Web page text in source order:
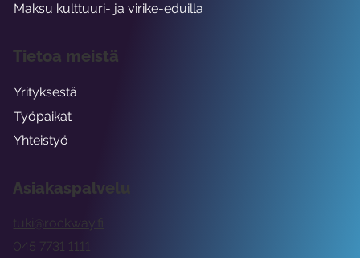
Asiakaspalvelu
tuki@rockway.fi
045 7731 1111
Maksu kulttuuri- ja virike-eduilla
Tietoa meistä
Yrityksestä
Työpaikat
Yhteistyö